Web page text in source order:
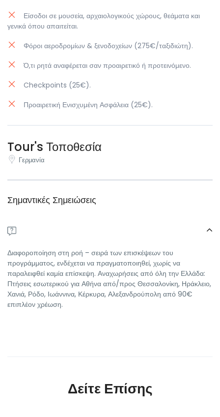
Είσοδοι σε μουσεία, αρχαιολογικούς χώρους, θεάματα και
γενικά όπου απαιτείται.
Φόροι αεροδρομίων & ξενοδοχείων (275€/ταξιδιώτη).
Ό,τι ρητά αναφέρεται σαν προαιρετικό ή προτεινόμενο.
Checkpoints (25€).
Προαιρετική Ενισχυμένη Ασφάλεια (25€).
Tour's Τοποθεσία
Γερμανία
Σημαντικές Σημειώσεις
Διαφοροποίηση στη ροή – σειρά των επισκέψεων του
προγράμματος, ενδέχεται να πραγματοποιηθεί, χωρίς να
παραλειφθεί καμία επίσκεψη. Αναχωρήσεις από όλη την Ελλάδα:
Πτήσεις εσωτερικού για Αθήνα από/προς Θεσσαλονίκη, Ηράκλειο,
Χανιά, Ρόδο, Ιωάννινα, Κέρκυρα, Αλεξανδρούπολη από 90€
επιπλέον χρέωση.
Δείτε Επίσης